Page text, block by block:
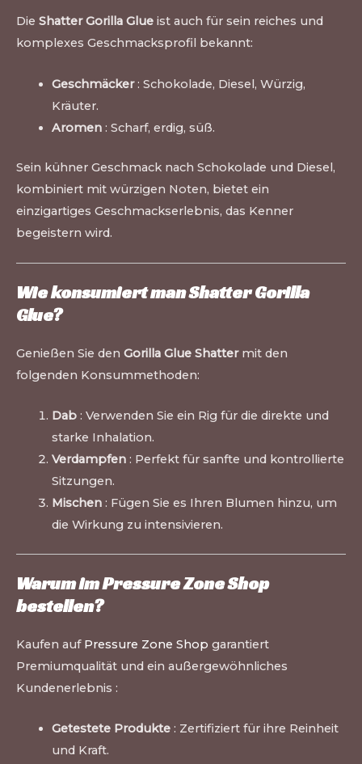
Die Shatter Gorilla Glue ist auch für sein reiches und
komplexes Geschmacksprofil bekannt:
Geschmäcker: Schokolade, Diesel, Würzig,
Kräuter.
Aromen: Scharf, erdig, süß.
Sein kühner Geschmack nach Schokolade und Diesel,
kombiniert mit würzigen Noten, bietet ein
einzigartiges Geschmackserlebnis, das Kenner
begeistern wird.
Wie konsumiert man Shatter Gorilla
Glue?
Genießen Sie den Gorilla Glue Shattermit den
folgenden Konsummethoden:
Dab: Verwenden Sie ein Rig für die direkte und
starke Inhalation.
Verdampfen: Perfekt für sanfte und kontrollierte
Sitzungen.
Mischen: Fügen Sie es Ihren Blumen hinzu, um
die Wirkung zu intensivieren.
Warum im Pressure Zone Shop
bestellen?
Kaufen auf Pressure Zone Shop garantiert
Premiumqualität und ein außergewöhnliches
Kundenerlebnis :
Getestete Produkte: Zertifiziert für ihre Reinheit
und Kraft.